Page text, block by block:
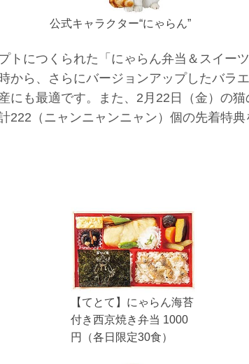
公式キャラクター“にゃらん”
トにつくられた「にゃらん弁当＆スイー
から、さらにバージョンアップしたバラ
にも最適です。また、2月22日（金）の
222（ニャンニャンニャン）個の先着特
【てとて】にゃらん海苔
付き西京焼き弁当 1000
円（各日限定30食）